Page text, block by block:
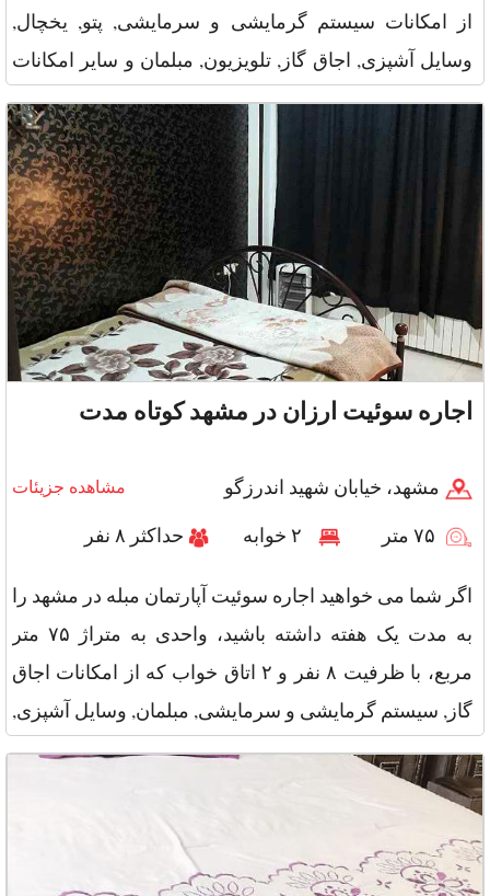
از امکانات سیستم گرمایشی و سرمایشی, پتو, یخچال,
وسایل آشپزی, اجاق گاز, تلویزیون, مبلمان و سایر امکانات
پارکینگ, W
اجاره سوئیت ارزان در مشهد کوتاه مدت
مشهد، خیابان شهید اندرزگو مشاهده جزیئات
حداکثر ۸ نفر
اگر شما می خواهید اجاره سوئیت آپارتمان مبله در مشهد را
به مدت یک هفته داشته باشید، واحدی به متراژ ۷۵ متر
مربع، با ظرفیت ۸ نفر و ۲ اتاق خواب که از امکانات اجاق
گاز, سیستم گرمایشی و سرمایشی, مبلمان, وسایل آشپزی,
تلویزیون,